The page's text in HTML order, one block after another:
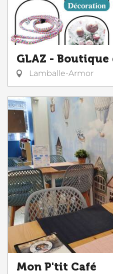
GLAZ -
Lamballe-Armor
Mon P'tit Café